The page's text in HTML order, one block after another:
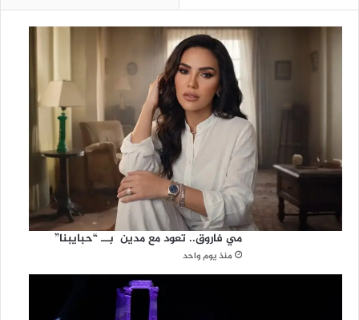
ي
مي فاروق.. تعود مع مدين بــ “حبايبنا”
منذ يوم واحد